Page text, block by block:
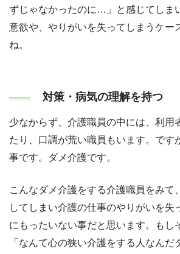
ずじゃなかったのに…」と感じてしま
意欲や、やりがいを失ってしまうケー
ね。
対策・病気の理解を持つ
少なからず、介護職員の中には、利用
たり、口調が荒い職員もいます。です
事です。ダメ介護です。
こんなダメ介護をする介護職員をみて
してしまい介護の仕事のやりがいを失
にもったいない事だと思います。もし
「なんて心の狭い介護をする人なんだ